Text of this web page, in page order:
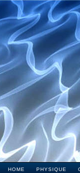
HOME PHYSIQUE